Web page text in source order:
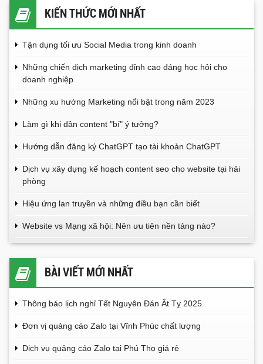
KIẾN THỨC MỚI NHẤT
Tận dụng tối ưu Social Media trong kinh doanh
Những chiến dịch marketing đỉnh cao đáng học hỏi cho
doanh nghiệp
Những xu hướng Marketing nổi bật trong năm 2023
Làm gì khi dân content "bí" ý tưởng?
Hướng dẫn đăng ký ChatGPT tạo tài khoản ChatGPT
Dịch vụ xây dựng kế hoạch content seo cho website tại hải
phòng
Hiệu ứng lan truyền và những điều bạn cần biết
Website vs Mạng xã hội: Nên ưu tiên nền tảng nào?
BÀI VIẾT MỚI NHẤT
Thông báo lịch nghỉ Tết Nguyên Đán Ất Tỵ 2025
Đơn vị quảng cáo Zalo tại Vĩnh Phúc chất lượng
Dịch vụ quảng cáo Zalo tại Phú Thọ giá rẻ